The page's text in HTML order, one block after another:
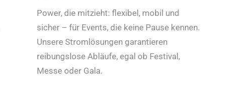
Power, die mitzieht: flexibel, mobil und
sicher – für Events, die keine Pause kennen.
Unsere Stromlösungen garantieren
reibungslose Abläufe, egal ob Festival,
Messe oder Gala.